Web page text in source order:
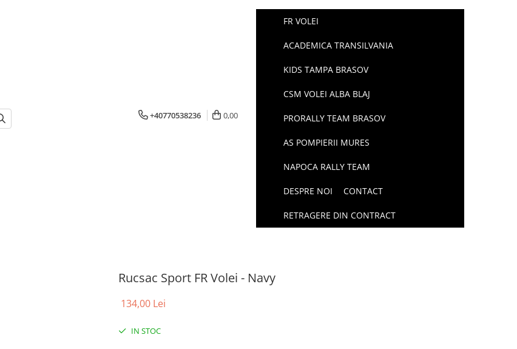
+40770538236 0,00
FR VOLEI
ACADEMICA TRANSILVANIA
KIDS TAMPA BRASOV
CSM VOLEI ALBA BLAJ
PRORALLY TEAM BRASOV
AS POMPIERII MURES
NAPOCA RALLY TEAM
DESPRE NOI CONTACT
RETRAGERE DIN CONTRACT
Rucsac Sport FR Volei - Navy
134,00 Lei
IN STOC